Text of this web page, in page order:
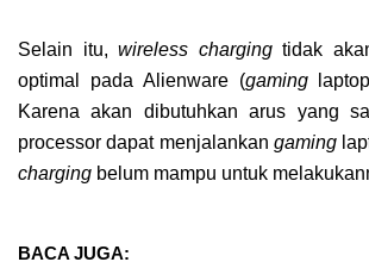
Selain itu,wireless chargingtidak
optimal pada Alienware (gaming
Karena akan dibutuhkan arus yang
processor dapat menjalankan gaming
charging belum mampu untuk
BACA JUGA: